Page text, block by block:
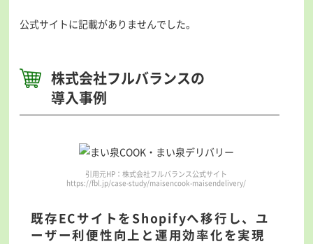
公式サイトに記載がありませんでした。
株式会社フルバランスの
導入事例
引用元HP：株式会社フルバランス公式サイト
https://fbl.jp/case-study/maisencook-maisendelivery/
既存ECサイトをShopifyへ移行し、ユ
ーザー利便性向上と運用効率化を実現